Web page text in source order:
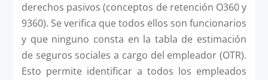
derechos pasivos (conceptos de retención O360 y
9360). Se verifica que todos ellos son funcionarios
y que ninguno consta en la tabla de estimación
de seguros sociales a cargo del empleador (OTR).
Esto permite identificar a todos los empleados